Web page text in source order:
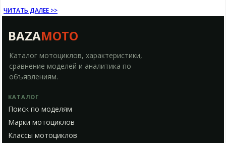
ЧИТАТЬ ДАЛЕЕ >>
BAZAMOTO
Каталог мотоциклов, характеристики,
сравнение моделей и аналитика по
объявлениям.
КАТАЛОГ
Поиск по моделям
Марки мотоциклов
Классы мотоциклов